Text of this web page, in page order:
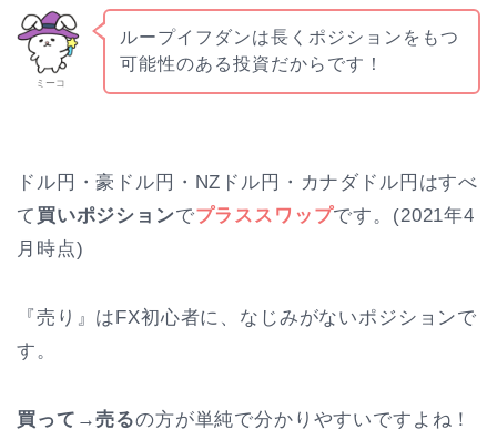
ミーコ
ループイフダンは長くポジションをもつ
可能性のある投資だからです！
ドル円・豪ドル円・NZドル円・カナダドル円はすべ
て 買いポジションでプラススワップです。(2021年4
月時点)
『売り』はFX初心者に、なじみがないポジションで
す。
買って→売るの方が単純で分かりやすいですよね！